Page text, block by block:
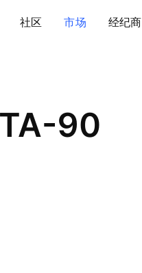
社区 市场 经纪商
90